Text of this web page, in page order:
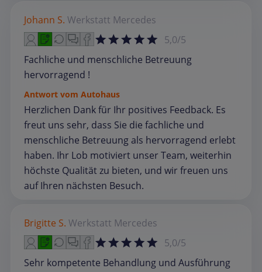
Johann S. Werkstatt Mercedes
5,0/5
Fachliche und menschliche Betreuung
hervorragend !
Antwort vom Autohaus
Herzlichen Dank für Ihr positives Feedback. Es
freut uns sehr, dass Sie die fachliche und
menschliche Betreuung als hervorragend erlebt
haben. Ihr Lob motiviert unser Team, weiterhin
höchste Qualität zu bieten, und wir freuen uns
auf Ihren nächsten Besuch.
Brigitte S. Werkstatt Mercedes
5,0/5
Sehr kompetente Behandlung und Ausführung